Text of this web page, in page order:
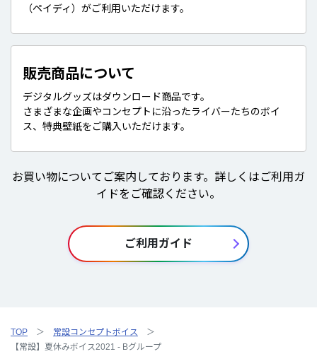
（ペイディ）がご利用いただけます。
販売商品について
デジタルグッズはダウンロード商品です。
さまざまな企画やコンセプトに沿ったライバーたちのボイ
ス、特典壁紙をご購入いただけます。
お買い物についてご案内しております。詳しくはご利用ガ
イドをご確認ください。
ご利用ガイド
TOP
常設コンセプトボイス
【常設】夏休みボイス2021 - Bグループ